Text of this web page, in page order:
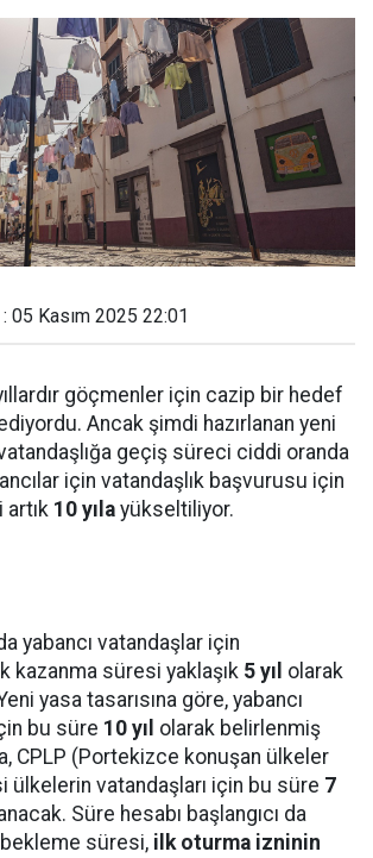
: 05 Kasım 2025 22:01
göçmenler için cazip bir hedef
Ancak şimdi hazırlanan yeni
geçiş süreci ciddi oranda
için vatandaşlık başvurusu için
10 yıla yükseltiliyor.
yabancı vatandaşlar için
kazanma süresi yaklaşık 5 yıl olarak
yasa tasarısına göre, yabancı
bu süre 10 yıl olarak belirlenmiş
CPLP (Portekizce konuşan ülkeler
ülkelerin vatandaşları için bu süre 7
Süre hesabı başlangıcı da
süresi, ilk oturma izninin